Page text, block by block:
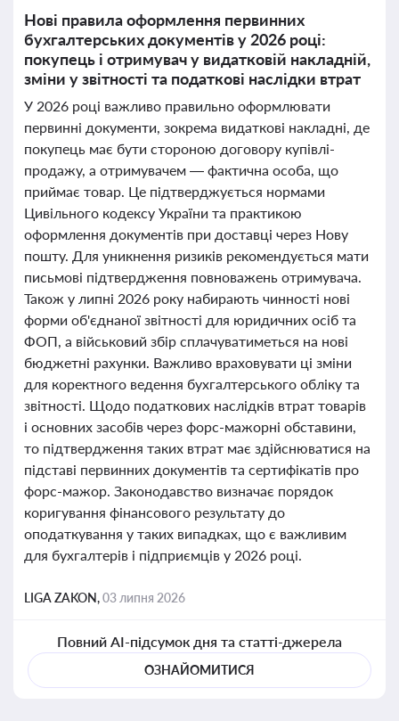
Нові правила оформлення первинних
бухгалтерських документів у 2026 році:
покупець і отримувач у видатковій накладній,
зміни у звітності та податкові наслідки втрат
У 2026 році важливо правильно оформлювати
первинні документи, зокрема видаткові накладні, де
покупець має бути стороною договору купівлі-
продажу, а отримувачем — фактична особа, що
приймає товар. Це підтверджується нормами
Цивільного кодексу України та практикою
оформлення документів при доставці через Нову
пошту. Для уникнення ризиків рекомендується мати
письмові підтвердження повноважень отримувача.
Також у липні 2026 року набирають чинності нові
форми об'єднаної звітності для юридичних осіб та
ФОП, а військовий збір сплачуватиметься на нові
бюджетні рахунки. Важливо враховувати ці зміни
для коректного ведення бухгалтерського обліку та
звітності. Щодо податкових наслідків втрат товарів
і основних засобів через форс-мажорні обставини,
то підтвердження таких втрат має здійснюватися на
підставі первинних документів та сертифікатів про
форс-мажор. Законодавство визначає порядок
коригування фінансового результату до
оподаткування у таких випадках, що є важливим
для бухгалтерів і підприємців у 2026 році.
LIGA ZAKON,03 липня 2026
Повний AI-підсумок дня та статті-джерела
ОЗНАЙОМИТИСЯ